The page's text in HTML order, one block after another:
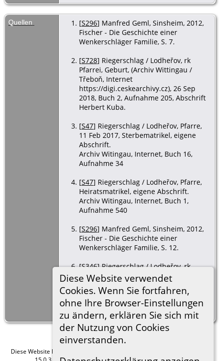
Diese Website verwendet
Cookies. Wenn Sie fortfahren,
ohne Ihre Browser-Einstellungen
zu ändern, erklären Sie sich mit
der Nutzung von Cookies
einverstanden.
Quellen [S296] Manfred Geml, Sinsheim, 2012,
Fischer - Die Geschichte einer
Wenkerschläger Familie, S. 7.
[S728] Riegerschlag / Lodheřov, rk
Pfarrei, Geburt, (Archiv Wittingau /
Třeboň, Internet
https://digi.ceskearchivy.cz), 26 Sep
2018, Buch 2, Aufnahme 205, Abschrift
Herbert Kuba.
[S47] Riegerschlag / Lodheřov, Pfarre,
11 Feb 2017, Sterbematrikel, eigene
Abschrift.
Archiv Witingau, Internet, Buch 16,
Aufnahme 34
[S47] Riegerschlag / Lodheřov, Pfarre,
Heiratsmatrikel, eigene Abschrift.
Archiv Witingau, Internet, Buch 1,
Aufnahme 540
[S296] Manfred Geml, Sinsheim, 2012,
Fischer - Die Geschichte einer
Wenkerschläger Familie, S. 12.
[S346] Riegerschlag / Lodheřov, rk
Pfarrei, Heirat, (Archiv Wittingau /
Třeboň, Internet
https://digi.ceskearchivy.cz), 17 Apr
2014, Buch 12, Aufnahme 80, eig.
Abschrift.
Diese Website läuft mit